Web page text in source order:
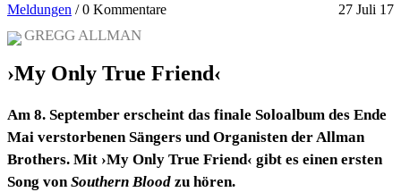
Meldungen 27 Juli 17
/0 Kommentare
GREGG ALLMAN
›My Only True Friend‹
Am 8. September erscheint das finale Soloalbum des Ende
Mai verstorbenen Sängers und Organisten der Allman
Brothers. Mit ›My Only True Friend‹ gibt es einen ersten
Song vonSouthern Blood zu hören.